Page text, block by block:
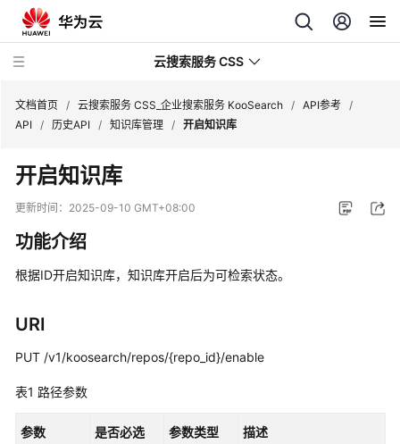
云搜索服务 CSS
产
介
绍
户
南
佳
文档首页 / 云搜索服务 CSS_企业搜索服务 KooSearch / API参考 /
API / 历史API / 知识库管理 / 开启知识库
开启知识库
更新时间： 2025-09-10 GMT+08:00
功能介绍
根据ID开启知识库，知识库开启后为可检索状态。
URI
PUT /v1/koosearch/repos/{repo_id}/enable
表1 路径参数
参数 是否必选 参数类型 描述